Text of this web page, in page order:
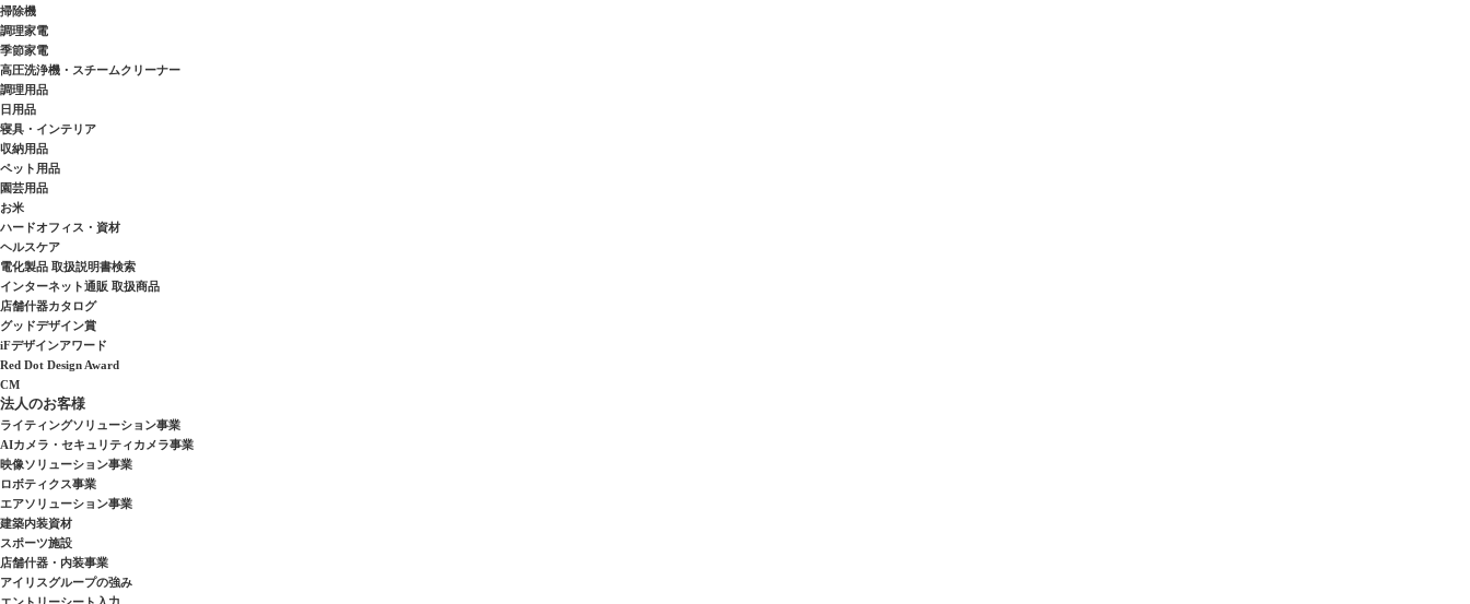
掃除機
調理家電
季節家電
高圧洗浄機・スチームクリーナー
調理用品
日用品
寝具・インテリア
収納用品
ペット用品
園芸用品
お米
ハードオフィス・資材
ヘルスケア
電化製品 取扱説明書検索
インターネット通販 取扱商品
店舗什器カタログ
グッドデザイン賞
iFデザインアワード
Red Dot Design Award
CM
法人のお客様
ライティングソリューション事業
AIカメラ・セキュリティカメラ事業
映像ソリューション事業
ロボティクス事業
エアソリューション事業
建築内装資材
スポーツ施設
店舗什器・内装事業
アイリスグループの強み